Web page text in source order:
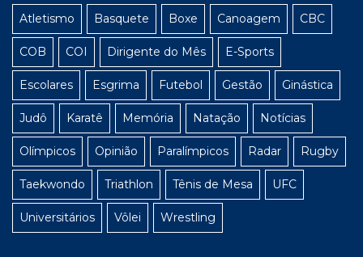
Atletismo Basquete Boxe Canoagem CBC
COB COI Dirigente do Mês E-Sports
Escolares Esgrima Futebol Gestão Ginástica
Judô Karatê Memória Natação Notícias
Olímpicos Opinião Paralímpicos Radar Rugby
Taekwondo Triathlon Tênis de Mesa UFC
Universitários Vôlei Wrestling